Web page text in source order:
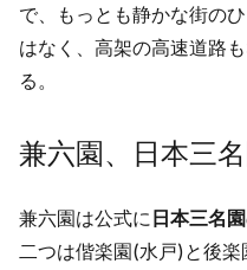
で、もっとも静かな街の
はなく、高架の高速道路
る。
兼六園、日本三
兼六園は公式に 日本三名園
二つは偕楽園(水戸)と後